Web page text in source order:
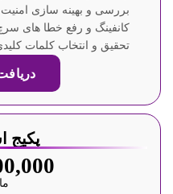
بررسی و بهینه سازی
کانفینگ و رفع خطا های
تحقیق و انتخاب کلمات
پکیج